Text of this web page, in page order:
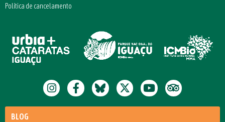
Política de cancelamento
BLOG